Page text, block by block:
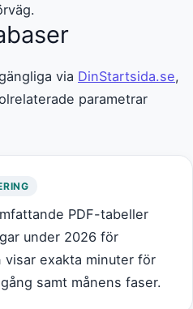
via DinStartsida.se,
parametrar
PDF-tabeller
under 2026 för
visar exakta minuter för
samt månens faser.